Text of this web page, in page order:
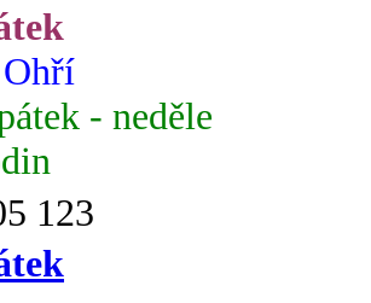
Ohří
- neděle
123